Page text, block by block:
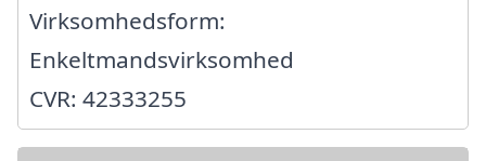
Virksomhedsform:
Enkeltmandsvirksomhed
CVR: 42333255